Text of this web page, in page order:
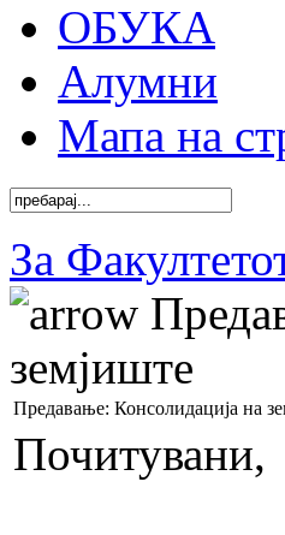
ОБУКА
Алумни
Мапа на
За
земјиште
Предавање: Консолидација на
Почитувани,